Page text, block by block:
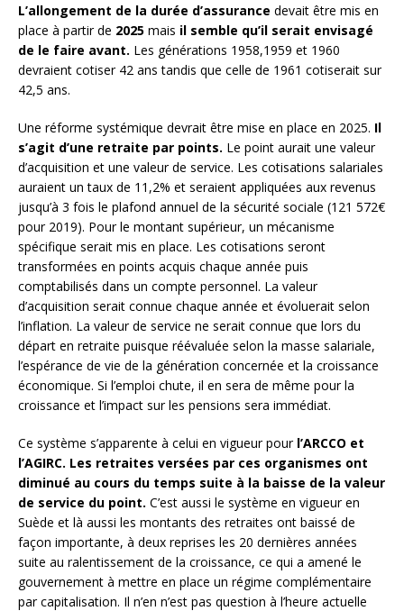
L’allongement de la durée d’assurance devait être mis en
place à partir de 2025 mais il semble qu’il serait envisagé
de le faire avant. Les générations 1958,1959 et 1960
devraient cotiser 42 ans tandis que celle de 1961 cotiserait sur
42,5 ans.
Une réforme systémique devrait être mise en place en 2025. Il
s’agit d’une retraite par points. Le point aurait une valeur
d’acquisition et une valeur de service. Les cotisations salariales
auraient un taux de 11,2% et seraient appliquées aux revenus
jusqu’à 3 fois le plafond annuel de la sécurité sociale (121 572€
pour 2019). Pour le montant supérieur, un mécanisme
spécifique serait mis en place. Les cotisations seront
transformées en points acquis chaque année puis
comptabilisés dans un compte personnel. La valeur
d’acquisition serait connue chaque année et évoluerait selon
l’inflation. La valeur de service ne serait connue que lors du
départ en retraite puisque réévaluée selon la masse salariale,
l’espérance de vie de la génération concernée et la croissance
économique. Si l’emploi chute, il en sera de même pour la
croissance et l’impact sur les pensions sera immédiat.
Ce système s’apparente à celui en vigueur pour l’ARCCO et
l’AGIRC. Les retraites versées par ces organismes ont
diminué au cours du temps suite à la baisse de la valeur
de service du point. C’est aussi le système en vigueur en
Suède et là aussi les montants des retraites ont baissé de
façon importante, à deux reprises les 20 dernières années
suite au ralentissement de la croissance, ce qui a amené le
gouvernement à mettre en place un régime complémentaire
par capitalisation. Il n’en n’est pas question à l’heure actuelle